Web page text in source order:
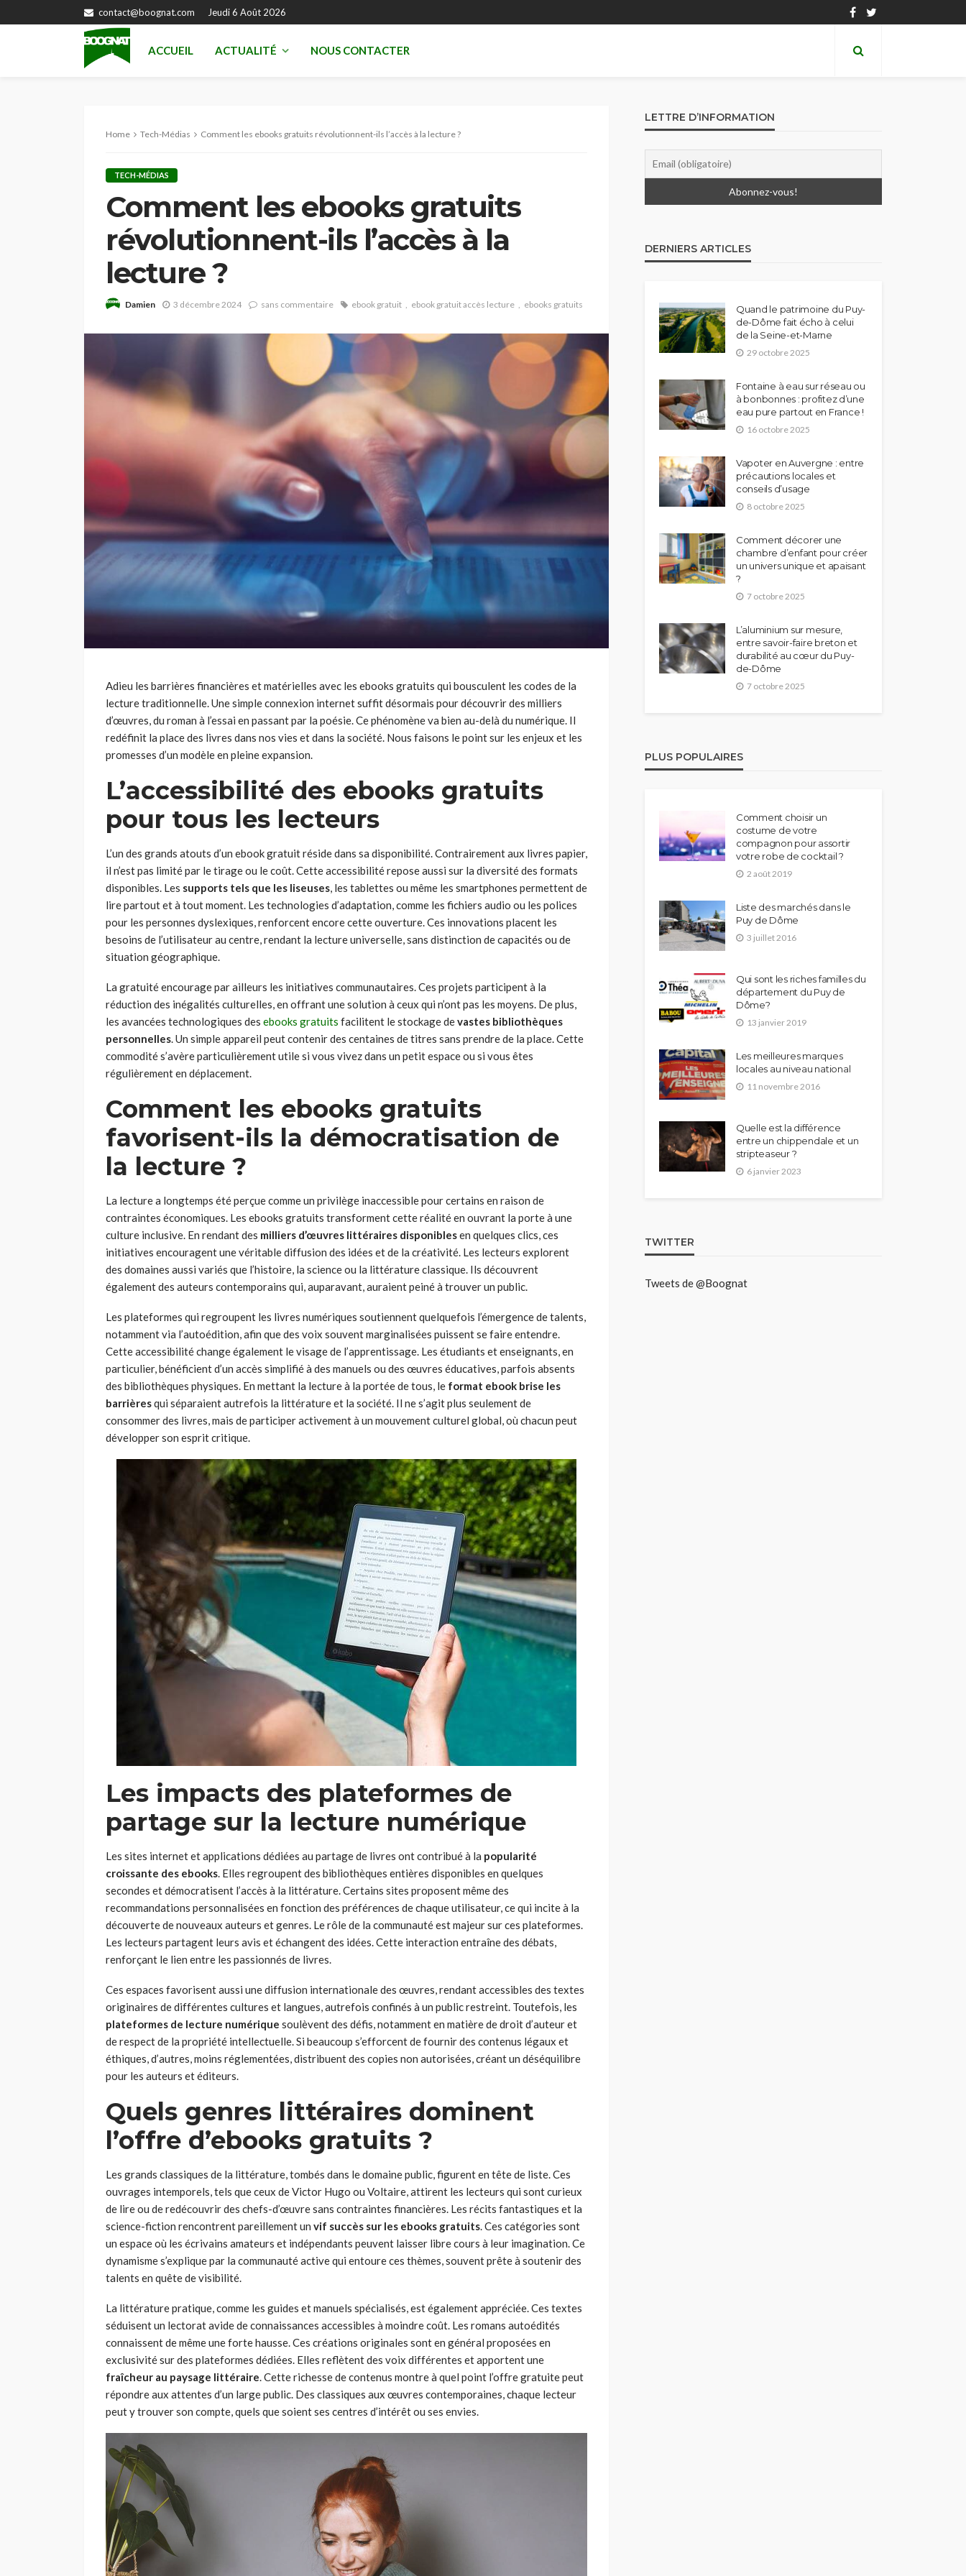
contact@boognat.com Jeudi 6 Août 2026
ACCUEIL ACTUALITÉ NOUS CONTACTER
Home Tech-Médias Comment les ebooks gratuits révolutionnent-ils l’accès à la lecture ?
TECH-MÉDIAS
Comment les ebooks gratuits
révolutionnent-ils l’accès à la
lecture ?
Damien 3 décembre 2024 sans commentaire ebook gratuit ebook gratuit accès lecture ebooks gratuits
Adieu les barrières financières et matérielles avec les ebooks gratuits qui bousculent les codes de la
lecture traditionnelle. Une simple connexion internet suffit désormais pour découvrir des milliers
d’œuvres, du roman à l’essai en passant par la poésie. Ce phénomène va bien au-delà du numérique. Il
redéfinit la place des livres dans nos vies et dans la société. Nous faisons le point sur les enjeux et les
promesses d’un modèle en pleine expansion.
L’accessibilité des ebooks gratuits
pour tous les lecteurs
L’un des grands atouts d’un ebook gratuit réside dans sa disponibilité. Contrairement aux livres papier,
il n’est pas limité par le tirage ou le coût. Cette accessibilité repose aussi sur la diversité des formats
disponibles. Les supports tels que les liseuses, les tablettes ou même les smartphones permettent de
lire partout et à tout moment. Les technologies d’adaptation, comme les fichiers audio ou les polices
pour les personnes dyslexiques, renforcent encore cette ouverture. Ces innovations placent les
besoins de l’utilisateur au centre, rendant la lecture universelle, sans distinction de capacités ou de
situation géographique.
La gratuité encourage par ailleurs les initiatives communautaires. Ces projets participent à la
réduction des inégalités culturelles, en offrant une solution à ceux qui n’ont pas les moyens. De plus,
les avancées technologiques des ebooks gratuits facilitent le stockage devastes bibliothèques
personnelles. Un simple appareil peut contenir des centaines de titres sans prendre de la place. Cette
commodité s’avère particulièrement utile si vous vivez dans un petit espace ou si vous êtes
régulièrement en déplacement.
Comment les ebooks gratuits
favorisent-ils la démocratisation de
la lecture ?
La lecture a longtemps été perçue comme un privilège inaccessible pour certains en raison de
contraintes économiques. Les ebooks gratuits transforment cette réalité en ouvrant la porte à une
culture inclusive. En rendant des milliers d’œuvres littéraires disponiblesen quelques clics, ces
initiatives encouragent une véritable diffusion des idées et de la créativité. Les lecteurs explorent
des domaines aussi variés que l’histoire, la science ou la littérature classique. Ils découvrent
également des auteurs contemporains qui, auparavant, auraient peiné à trouver un public.
Les plateformes qui regroupent les livres numériques soutiennent quelquefois l’émergence de talents,
notamment via l’autoédition, afin que des voix souvent marginalisées puissent se faire entendre.
Cette accessibilité change également le visage de l’apprentissage. Les étudiants et enseignants, en
particulier, bénéficient d’un accès simplifié à des manuels ou des œuvres éducatives, parfois absents
des bibliothèques physiques. En mettant la lecture à la portée de tous, le format ebook brise les
barrièresqui séparaient autrefois la littérature et la société. Il ne s’agit plus seulement de
consommer des livres, mais de participer activement à un mouvement culturel global, où chacun peut
développer son esprit critique.
Les impacts des plateformes de
partage sur la lecture numérique
Les sites internet et applications dédiées au partage de livres ont contribué à la popularité
croissante des ebooks. Elles regroupent des bibliothèques entières disponibles en quelques
secondes et démocratisent l’accès à la littérature. Certains sites proposent même des
recommandations personnalisées en fonction des préférences de chaque utilisateur, ce qui incite à la
découverte de nouveaux auteurs et genres. Le rôle de la communauté est majeur sur ces plateformes.
Les lecteurs partagent leurs avis et échangent des idées. Cette interaction entraîne des débats,
renforçant le lien entre les passionnés de livres.
Ces espaces favorisent aussi une diffusion internationale des œuvres, rendant accessibles des textes
originaires de différentes cultures et langues, autrefois confinés à un public restreint. Toutefois, les
plateformes de lecture numérique soulèvent des défis, notamment en matière de droit d’auteur et
de respect de la propriété intellectuelle. Si beaucoup s’efforcent de fournir des contenus légaux et
éthiques, d’autres, moins réglementées, distribuent des copies non autorisées, créant un déséquilibre
pour les auteurs et éditeurs.
Quels genres littéraires dominent
l’offre d’ebooks gratuits ?
Les grands classiques de la littérature, tombés dans le domaine public, figurent en tête de liste. Ces
ouvrages intemporels, tels que ceux de Victor Hugo ou Voltaire, attirent les lecteurs qui sont curieux
de lire ou de redécouvrir des chefs-d’œuvre sans contraintes financières. Les récits fantastiques et la
science-fiction rencontrent pareillement un vif succès sur les ebooks gratuits. Ces catégories sont
un espace où les écrivains amateurs et indépendants peuvent laisser libre cours à leur imagination. Ce
dynamisme s’explique par la communauté active qui entoure ces thèmes, souvent prête à soutenir des
talents en quête de visibilité.
La littérature pratique, comme les guides et manuels spécialisés, est également appréciée. Ces textes
séduisent un lectorat avide de connaissances accessibles à moindre coût. Les romans autoédités
connaissent de même une forte hausse. Ces créations originales sont en général proposées en
exclusivité sur des plateformes dédiées. Elles reflètent des voix différentes et apportent une
fraîcheur au paysage littéraire. Cette richesse de contenus montre à quel point l’offre gratuite peut
répondre aux attentes d’un large public. Des classiques aux œuvres contemporaines, chaque lecteur
peut y trouver son compte, quels que soient ses centres d’intérêt ou ses envies.
LETTRE D’INFORMATION
DERNIERS ARTICLES
Quand le patrimoine du Puy-
de-Dôme fait écho à celui
de la Seine-et-Marne
29 octobre 2025
Fontaine à eau sur réseau ou
à bonbonnes : profitez d’une
eau pure partout en France !
16 octobre 2025
Vapoter en Auvergne : entre
précautions locales et
conseils d’usage
8 octobre 2025
Comment décorer une
chambre d’enfant pour créer
un univers unique et apaisant
?
7 octobre 2025
L’aluminium sur mesure,
entre savoir-faire breton et
durabilité au cœur du Puy-
de-Dôme
7 octobre 2025
PLUS POPULAIRES
Comment choisir un
costume de votre
compagnon pour assortir
votre robe de cocktail ?
2 août 2019
Liste des marchés dans le
Puy de Dôme
3 juillet 2016
Qui sont les riches familles du
département du Puy de
Dôme?
13 janvier 2019
Les meilleures marques
locales au niveau national
11 novembre 2016
Quelle est la différence
entre un chippendale et un
stripteaseur ?
6 janvier 2023
TWITTER
Tweets de @Boognat